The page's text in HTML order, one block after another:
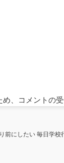
、コメントの受
前にしたい 毎日学校